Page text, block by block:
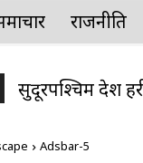
राजनीति
सुदूरपश्चिम प्रदेश
Adsbar-5